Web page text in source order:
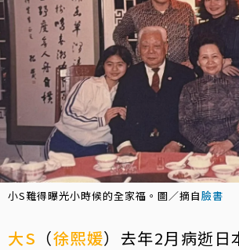
小S難得曝光小時候的全家福。圖／摘自臉書
大S （徐熙媛）去年2月病逝日